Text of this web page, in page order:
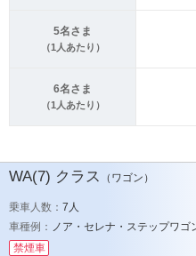
5名さま
（1人あたり）
6名さま
（1人あたり）
WA(7) クラス （ワゴン）
乗車人数： 7人
車種例： ノア・セレナ・ステップワゴ
禁煙車